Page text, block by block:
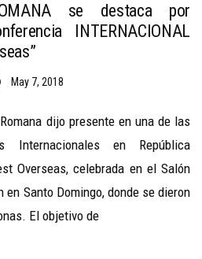
se destaca por
INTERNACIONAL
May 7, 2018
dijo presente en una de las
Internacionales en República
Overseas, celebrada en el Salón
en Santo Domingo, donde se dieron
El objetivo de